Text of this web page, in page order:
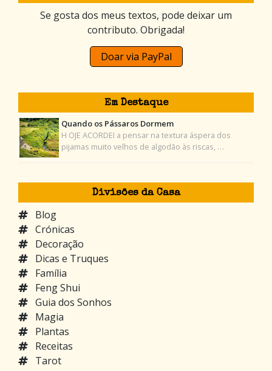
Se gosta dos meus textos, pode deixar um
contributo. Obrigada!
Doar via PayPal
Em Destaque
Quando os Pássaros Dormem
H OJE ACORDEI a pensar na textura áspera dos
pijamas muito velhos de algodão às riscas, …
Divisões da Casa
Blog
Crónicas
Decoração
Dicas e Truques
Família
Feng Shui
Guia dos Sonhos
Magia
Plantas
Receitas
Tarot